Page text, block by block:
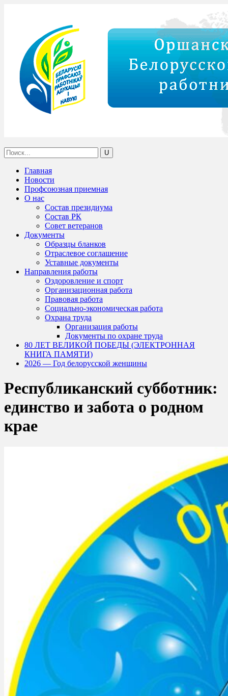
Главная
Новости
Профсоюзная приемная
О нас
Состав президиума
Состав РК
Совет ветеранов
Документы
Образцы бланков
Отраслевое соглашение
Уставные документы
Направления работы
Оздоровление и спорт
Организационная работа
Правовая работа
Социально-экономическая работа
Охрана труда
Организация работы
Документы по охране труда
80 ЛЕТ ВЕЛИКОЙ ПОБЕДЫ (ЭЛЕКТРОННАЯ
КНИГА ПАМЯТИ)
2026 — Год белорусской женщины
Республиканский субботник:
единство и забота о родном
крае